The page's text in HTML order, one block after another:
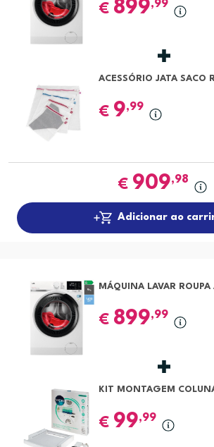
€ 899,99
ACESSÓRIO JATA SACO
€ 9,99
€ 909,98
Adicionar ao
MÁQUINA LAVAR
€ 899,99
KIT MONTAGEM
€ 99,99